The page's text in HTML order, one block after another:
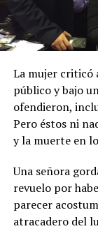
La mujer criticó
público y bajo
ofendieron,
Pero éstos ni
y la muerte en
Una señora
revuelo por
parecer
atracadero del